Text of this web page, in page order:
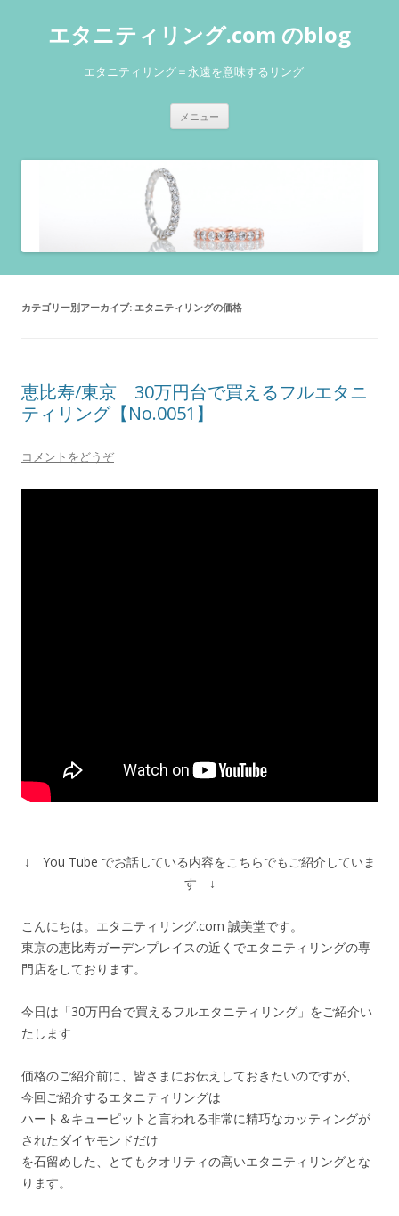
エタニティリング.com のblog
エタニティリング＝永遠を意味するリング
メニュー
カテゴリー別アーカイブ: エタニティリングの価格
恵比寿/東京 30万円台で買えるフルエタニ
ティリング【No.0051】
コメントをどうぞ
↓ You Tube でお話している内容をこちらでもご紹介していま
す ↓
こんにちは。エタニティリング.com 誠美堂です。
東京の恵比寿ガーデンプレイスの近くでエタニティリングの専
門店をしております。
今日は「30万円台で買えるフルエタニティリング」をご紹介い
たします
価格のご紹介前に、皆さまにお伝えしておきたいのですが、
今回ご紹介するエタニティリングは
ハート＆キューピットと言われる非常に精巧なカッティングが
されたダイヤモンドだけ
を石留めした、とてもクオリティの高いエタニティリングとな
ります。